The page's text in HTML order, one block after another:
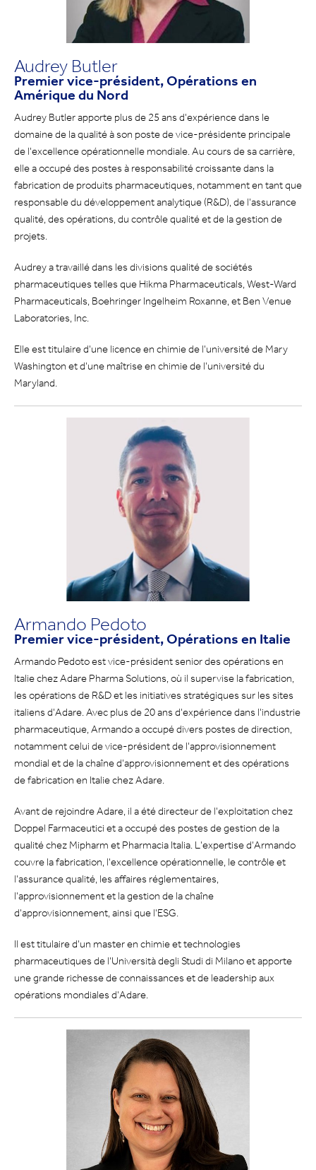
Audrey Butler
Premier vice-président, Opérations en
Amérique du Nord
Audrey Butler apporte plus de 25 ans d'expérience dans le
domaine de la qualité à son poste de vice-présidente principale
de l'excellence opérationnelle mondiale. Au cours de sa carrière,
elle a occupé des postes à responsabilité croissante dans la
fabrication de produits pharmaceutiques, notamment en tant que
responsable du développement analytique (R&D), de l'assurance
qualité, des opérations, du contrôle qualité et de la gestion de
projets.
Audrey a travaillé dans les divisions qualité de sociétés
pharmaceutiques telles que Hikma Pharmaceuticals, West-Ward
Pharmaceuticals, Boehringer Ingelheim Roxanne, et Ben Venue
Laboratories, Inc.
Elle est titulaire d'une licence en chimie de l'université de Mary
Washington et d'une maîtrise en chimie de l'université du
Maryland.
Armando Pedoto
Premier vice-président, Opérations en Italie
Armando Pedoto est vice-président senior des opérations en
Italie chez Adare Pharma Solutions, où il supervise la fabrication,
les opérations de R&D et les initiatives stratégiques sur les sites
italiens d'Adare. Avec plus de 20 ans d'expérience dans l'industrie
pharmaceutique, Armando a occupé divers postes de direction,
notamment celui de vice-président de l'approvisionnement
mondial et de la chaîne d'approvisionnement et des opérations
de fabrication en Italie chez Adare.
Avant de rejoindre Adare, il a été directeur de l'exploitation chez
Doppel Farmaceutici et a occupé des postes de gestion de la
qualité chez Mipharm et Pharmacia Italia. L'expertise d'Armando
couvre la fabrication, l'excellence opérationnelle, le contrôle et
l'assurance qualité, les affaires réglementaires,
l'approvisionnement et la gestion de la chaîne
d'approvisionnement, ainsi que l'ESG.
Il est titulaire d'un master en chimie et technologies
pharmaceutiques de l'Università degli Studi di Milano et apporte
une grande richesse de connaissances et de leadership aux
opérations mondiales d'Adare.